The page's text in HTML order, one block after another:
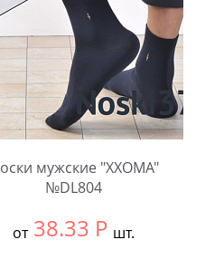
мужские "XXOMA"
№DL804
от 38.33 Р шт.